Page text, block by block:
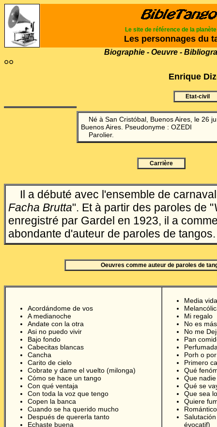
Le site de référence de la planète
Les personnages du
Biographie - Oeuvre -
°°
Enrique
Etat-civil
Né à San Cristóbal, Buenos Aires, le 26
Buenos Aires. Pseudonyme : OZEDI
Parolier.
Carrière
Il a débuté avec l'ensemble de
Facha Brutta". Et à partir des paroles de "
enregistré par Gardel en 1923, il a
abondante d'auteur de paroles de tangos.
Oeuvres comme auteur de paroles de
Acordándome de vos
A medianoche
Andate con la otra
Asi no puedo vivir
Bajo fondo
Cabecitas blancas
Cancha
Carito de cielo
Cobrate y dame el vuelto (milonga)
Cómo se hace un tango
Con qué ventaja
Con toda la voz que tengo
Copen la banca
Cuando se ha querido mucho
Después de quererla tanto
Echaste buena
Media
Mi regalo
No es
No me
Pan
Porh o
Primero
Qué
Que
Qué se
Que sea
Quiere
évocatif)